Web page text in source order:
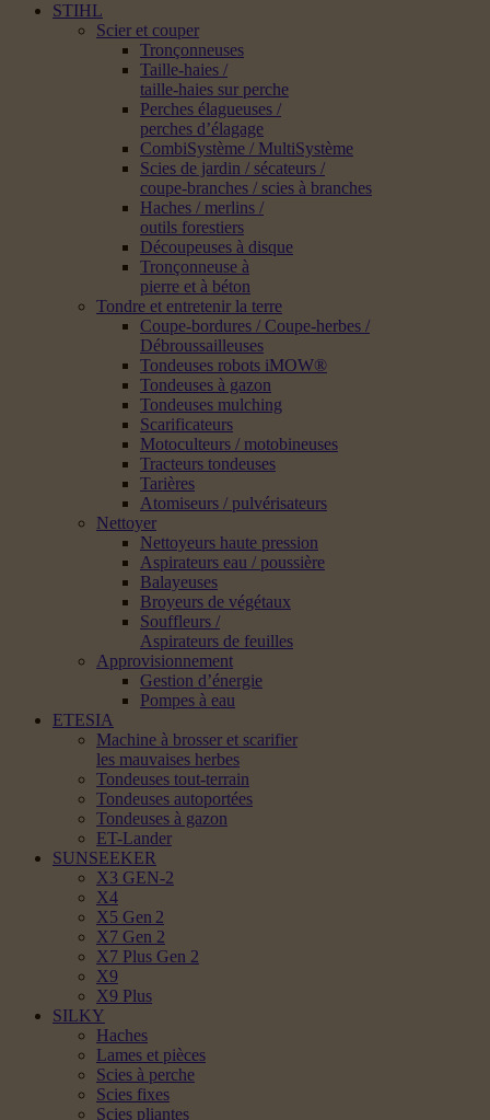
STIHL
Scier et couper
Tronçonneuses
Taille-haies /
taille-haies sur perche
Perches élagueuses /
perches d’élagage
CombiSystème / MultiSystème
Scies de jardin / sécateurs /
coupe-branches / scies à branches
Haches / merlins /
outils forestiers
Découpeuses à disque
Tronçonneuse à
pierre et à béton
Tondre et entretenir la terre
Coupe-bordures / Coupe-herbes /
Débroussailleuses
Tondeuses robots iMOW®
Tondeuses à gazon
Tondeuses mulching
Scarificateurs
Motoculteurs / motobineuses
Tracteurs tondeuses
Tarières
Atomiseurs / pulvérisateurs
Nettoyer
Nettoyeurs haute pression
Aspirateurs eau / poussière
Balayeuses
Broyeurs de végétaux
Souffleurs /
Aspirateurs de feuilles
Approvisionnement
Gestion d’énergie
Pompes à eau
ETESIA
Machine à brosser et scarifier
les mauvaises herbes
Tondeuses tout-terrain
Tondeuses autoportées
Tondeuses à gazon
ET-Lander
SUNSEEKER
X3 GEN-2
X4
X5 Gen 2
X7 Gen 2
X7 Plus Gen 2
X9
X9 Plus
SILKY
Haches
Lames et pièces
Scies à perche
Scies fixes
Scies pliantes